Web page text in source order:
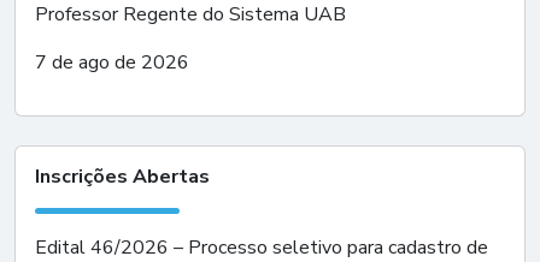
Professor Regente do Sistema UAB
7 de ago de 2026
Inscrições Abertas
Edital 46/2026 – Processo seletivo para cadastro de